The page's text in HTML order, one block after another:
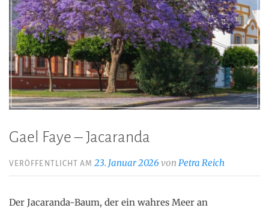
Gael Faye – Jacaranda
VERÖFFENTLICHT AM23. Januar 2026 von Petra Reich
Der Jacaranda-Baum, der ein wahres Meer an